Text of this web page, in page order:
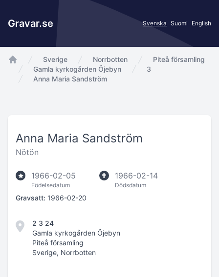
Gravar.se Svenska Suomi English
app.Start
Sverige Norrbotten
Piteå församling
Gamla kyrkogården Öjebyn
3
Anna Maria Sandström
Anna Maria Sandström
Nötön
1966-02-05
Födelsedatum
1966-02-14
Dödsdatum
Gravsatt: 1966-02-20
2 3 24
Gamla kyrkogården Öjebyn
Piteå församling
Sverige, Norrbotten